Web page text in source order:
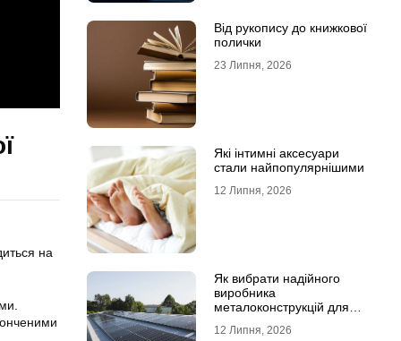
на
Від рукопису до книжкової
полички
23 Липня, 2026
Які інтимні аксесуари
стали найпопулярнішими
12 Липня, 2026
Як вибрати надійного
виробника
металоконструкцій для
12 Липня, 2026